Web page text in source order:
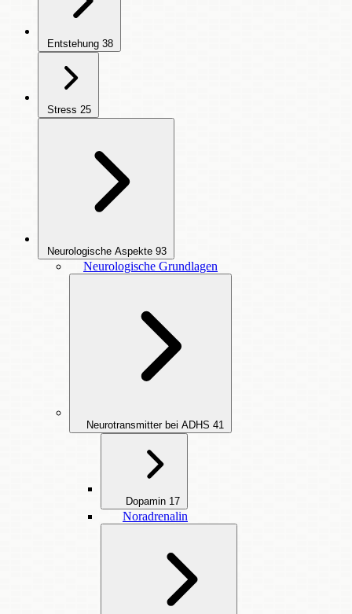
Entstehung 38
Stress 25
Neurologische Aspekte 93
Neurologische Grundlagen
Neurotransmitter bei ADHS 41
Dopamin 17
Noradrenalin